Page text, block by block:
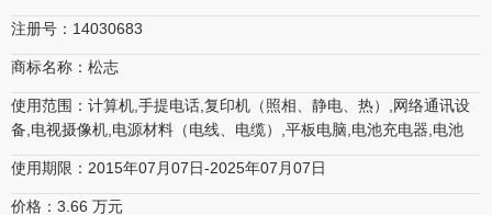
注册号：14030683
商标名称：松志
使用范围：计算机,手提电话,复印机（照相、静电、热）,网络通讯设
备,电视摄像机,电源材料（电线、电缆）,平板电脑,电池充电器,电池
使用期限：2015年07月07日-2025年07月07日
价格：3.66 万元